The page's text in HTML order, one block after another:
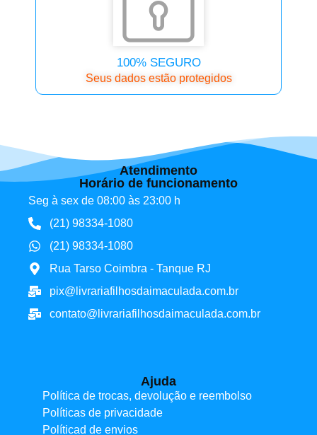
100% SEGURO
Seus dados estão protegidos
Atendimento
Horário de funcionamento
Seg à sex de 08:00 às 23:00 h
(21) 98334-1080
(21) 98334-1080
Rua Tarso Coimbra - Tanque RJ
pix@livrariafilhosdaimaculada.com.br
contato@livrariafilhosdaimaculada.com.br
Ajuda
Política de trocas, devolução e reembolso
Políticas de privacidade
Políticad de envios